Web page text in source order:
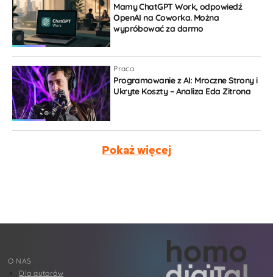
Mamy ChatGPT Work, odpowiedź
OpenAI na Coworka. Można
wypróbować za darmo
Praca
Programowanie z AI: Mroczne Strony i
Ukryte Koszty – Analiza Eda Zitrona
Pokaż więcej
O NAS
Dla autorów